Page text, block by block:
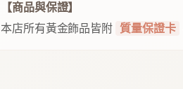
【商品與保證】
本店所有黃金飾品皆附 質量保證卡